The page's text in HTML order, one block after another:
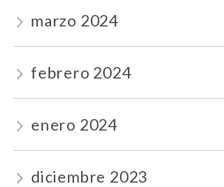
marzo 2024
febrero 2024
enero 2024
diciembre 2023